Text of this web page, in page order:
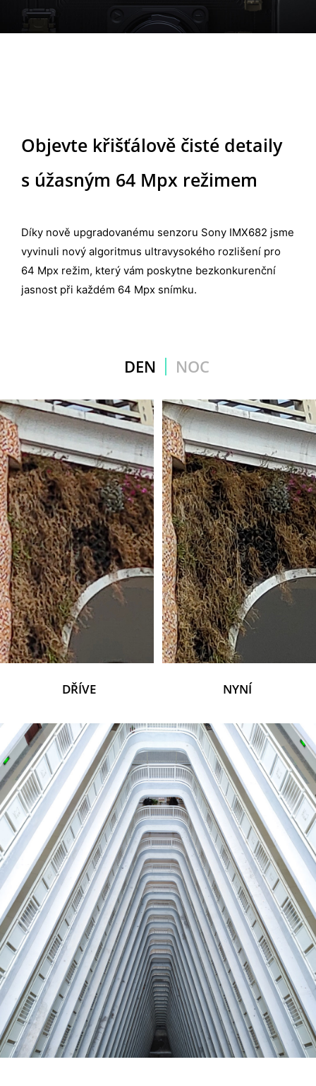
Objevte křišťálově čisté detaily
s úžasným 64 Mpx režimem
Díky nově upgradovanému senzoru Sony IMX682 jsme
vyvinuli nový algoritmus ultravysokého rozlišení pro
64 Mpx režim, který vám poskytne bezkonkurenční
jasnost při každém 64 Mpx snímku.
DEN NOC
DŘÍVE NYNÍ